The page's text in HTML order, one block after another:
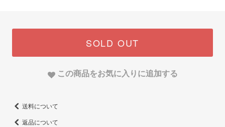
SOLD OUT
この商品をお気に入りに追加する
送料について
返品について